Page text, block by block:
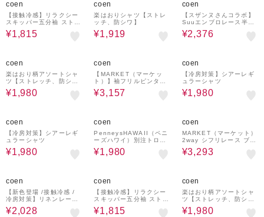
coen
【接触冷感】リラクシー
スキッパー五分袖 ストラ
イプシアーブラウス
¥1,815
coen
楽はおりシャツ【ストレ
ッチ、防シワ】
¥1,919
coen
【スザンヌさんコラボ】
Suuエンブロレース半袖
シャツ
¥2,376
coen
楽はおり柄アソートシャ
ツ【ストレッチ、防シ
ワ】
¥1,980
coen
【MARKET（マーケッ
ト）】袖フリルピンタッ
クブラウス
¥3,157
coen
【冷房対策】シアーレギ
ュラーシャツ
¥1,980
coen
【冷房対策】シアーレギ
ュラーシャツ
¥1,980
coen
PenneysHAWAII（ペニ
ーズハワイ）別注トロピ
カル柄シャツ
¥1,980
coen
MARKET（マーケット）
2way シフリレース ブラ
ウス
¥3,293
coen
【新色登場 /接触冷感 /
冷房対策】リネンレーヨ
ンレギュラーカラーシャ
ツ（インフルエンサー紹
¥2,028
coen
【接触冷感】リラクシー
スキッパー五分袖 ストラ
イプシアーブラウス
¥1,815
coen
楽はおり柄アソートシャ
ツ【ストレッチ、防シ
ワ】
¥1,980